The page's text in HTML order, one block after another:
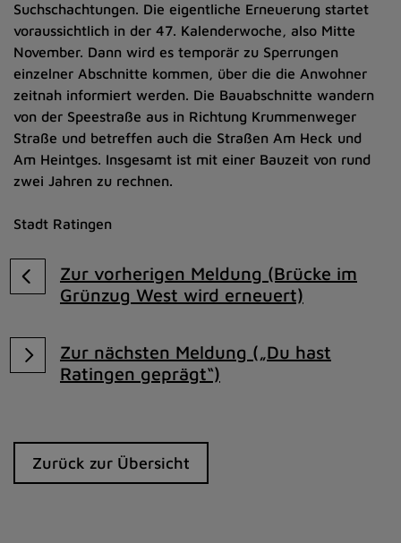
Suchschachtungen. Die eigentliche Erneuerung startet
voraussichtlich in der 47. Kalenderwoche, also Mitte
November. Dann wird es temporär zu Sperrungen
einzelner Abschnitte kommen, über die die Anwohner
zeitnah informiert werden. Die Bauabschnitte wandern
von der Speestraße aus in Richtung Krummenweger
Straße und betreffen auch die Straßen Am Heck und
Am Heintges. Insgesamt ist mit einer Bauzeit von rund
zwei Jahren zu rechnen.
Stadt Ratingen
Zur vorherigen Meldung (Brücke im
Grünzug West wird erneuert)
Zur nächsten Meldung („Du hast
Ratingen geprägt“)
Zurück zur Übersicht